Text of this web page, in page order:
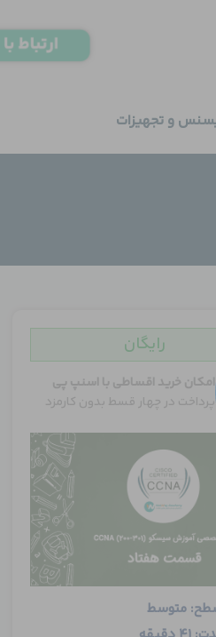
و تجهیزات
رایگان
امکان خرید اقساطی با اسنپ پی
پرداخت در چهار قسط بدون کارمزد
متوسط